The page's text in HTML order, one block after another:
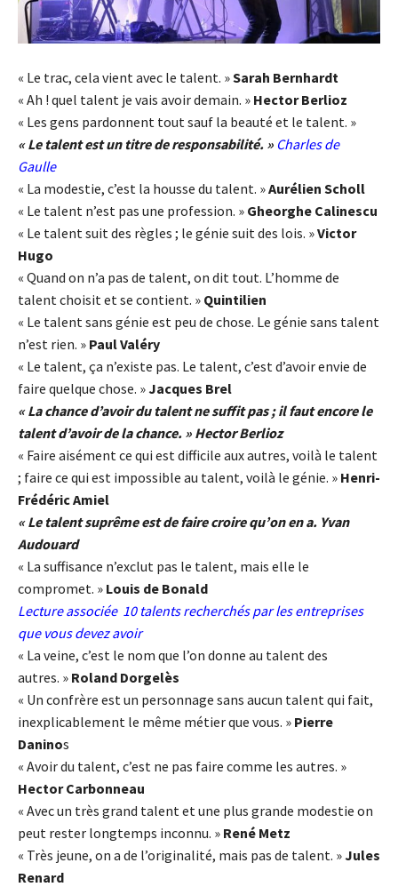
« Le trac, cela vient avec le talent. »Sarah Bernhardt
« Ah ! quel talent je vais avoir demain. » Hector Berlioz
« Les gens pardonnent tout sauf la beauté et le talent. »
« Le talent est un titre de responsabilité. » Charles de
Gaulle
« La modestie, c’est la housse du talent. »Aurélien Scholl
« Le talent n’est pas une profession. » Gheorghe Calinescu
« Le talent suit des règles ; le génie suit des lois. »Victor
Hugo
« Quand on n’a pas de talent, on dit tout. L’homme de
talent choisit et se contient. » Quintilien
« Le talent sans génie est peu de chose. Le génie sans talent
n’est rien. » Paul Valéry
« Le talent, ça n’existe pas. Le talent, c’est d’avoir envie de
faire quelque chose. »Jacques Brel
« La chance d’avoir du talent ne suffit pas ; il faut encore le
talent d’avoir de la chance. » Hector Berlioz
« Faire aisément ce qui est difficile aux autres, voilà le talent
; faire ce qui est impossible au talent, voilà le génie. » Henri-
Frédéric Amiel
« Le talent suprême est de faire croire qu’on en a. Yvan
Audouard
« La suffisance n’exclut pas le talent, mais elle le
compromet. » Louis de Bonald
Lecture associée 10 talents recherchés par les entreprises
que vous devez avoir
« La veine, c’est le nom que l’on donne au talent des
autres. » Roland Dorgelès
« Un confrère est un personnage sans aucun talent qui fait,
inexplicablement le même métier que vous. » Pierre
Daninos
« Avoir du talent, c’est ne pas faire comme les autres. »
Hector Carbonneau
« Avec un très grand talent et une plus grande modestie on
peut rester longtemps inconnu. » René Metz
« Très jeune, on a de l’originalité, mais pas de talent. »Jules
Renard